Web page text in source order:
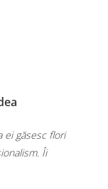
Faceți o treabă
iau de la voi, iar de